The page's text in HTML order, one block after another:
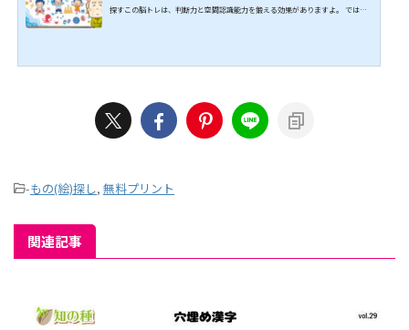
探すこの脳トレは、判断力と空間認識能力を鍛える効果がありますよ。 ではが
-もの(絵)探し, 無料プリント
関連記事